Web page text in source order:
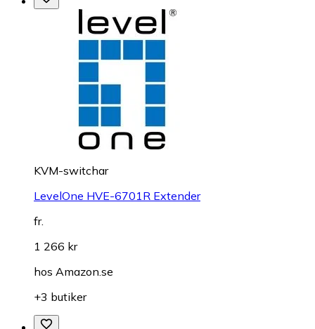
KVM-switchar
LevelOne HVE-6701R Extender
fr.
1 266 kr
hos Amazon.se
+3 butiker